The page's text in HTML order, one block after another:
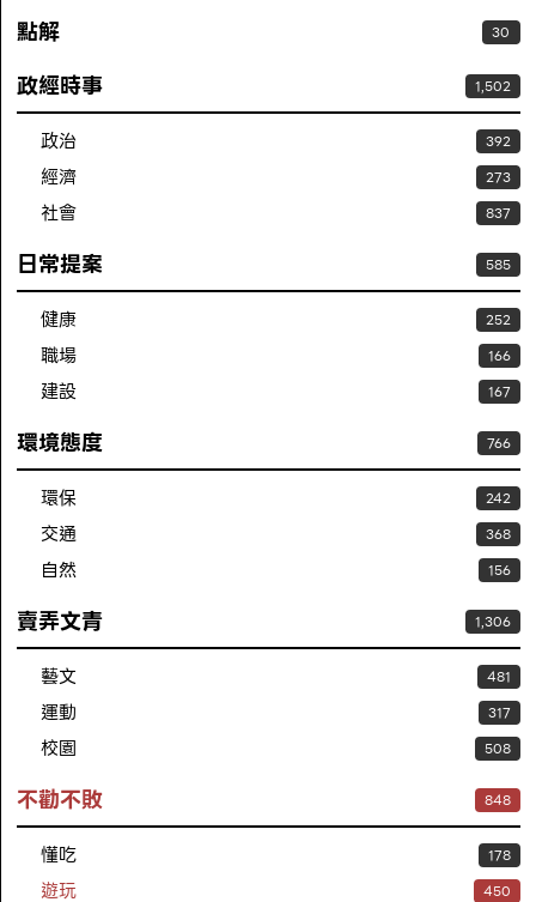
點解 30
政經時事 1,502
政治 392
經濟 273
社會 837
日常提案 585
健康 252
職場 166
建設 167
環境態度 766
環保 242
交通 368
自然 156
賣弄文青 1,306
藝文 481
運動 317
校園 508
不勸不敗 848
懂吃 178
遊玩 450